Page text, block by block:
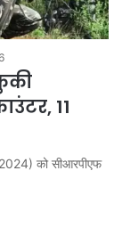
11
को सीआरपीएफ